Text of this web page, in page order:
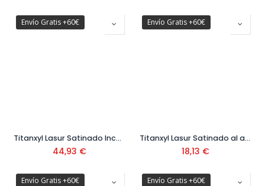
Envío Gratis +60€
Titanxyl Lasur Satinado Incoloro 2,5 L
44,93 €
Envío Gratis +60€
Titanxyl Lasur Satinado al agua 04M 750 ml
18,13 €
Envío Gratis +60€ Envío Gratis +60€